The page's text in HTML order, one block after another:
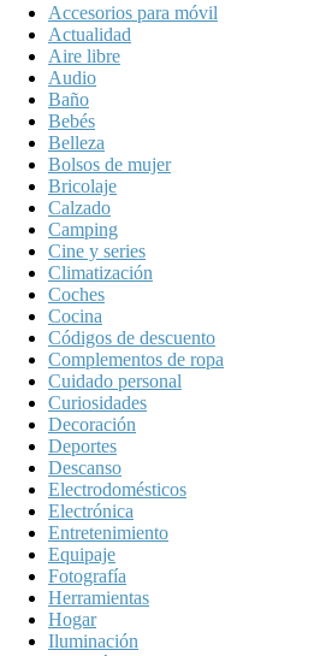
Accesorios para móvil
Actualidad
Aire libre
Audio
Baño
Bebés
Belleza
Bolsos de mujer
Bricolaje
Calzado
Camping
Cine y series
Climatización
Coches
Cocina
Códigos de descuento
Complementos de ropa
Cuidado personal
Curiosidades
Decoración
Deportes
Descanso
Electrodomésticos
Electrónica
Entretenimiento
Equipaje
Fotografía
Herramientas
Hogar
Iluminación